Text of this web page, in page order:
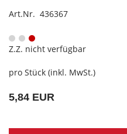
Art.Nr. 436367
Z.Z. nicht verfügbar
pro Stück (inkl. MwSt.)
5,84 EUR